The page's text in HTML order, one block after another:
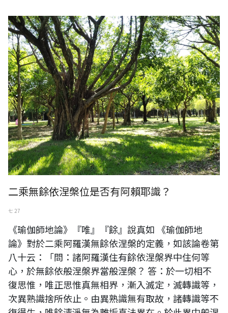
二乘無餘依涅槃位是否有阿賴耶識？
七 27
《瑜伽師地論》『唯』『餘』說真如 《瑜伽師地
論》對於二乘阿羅漢無餘依涅槃的定義，如該論卷第
八十云：「問：諸阿羅漢住有餘依涅槃界中住何等
心，於無餘依般涅槃界當般涅槃？ 答：於一切相不
復思惟，唯正思惟真無相界，漸入滅定，滅轉識等，
次異熟識捨所依止。由異熟識無有取故，諸轉識等不